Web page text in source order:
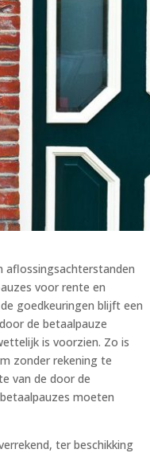
aflossingsachterstanden
voor rente en
goedkeuringen blijft een
de betaalpauze
is voorzien. Zo is
zonder rekening te
van de door de
moeten
ter beschikking